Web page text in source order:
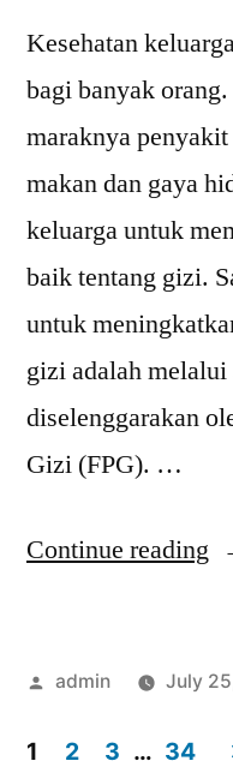
Kesehatan
bagi banyak
maraknya
makan dan gaya
keluarga untuk
baik tentang gizi.
untuk
gizi adalah
diselenggarakan
Gizi (FPG). …
Continue reading
Posted
admin July
1 2 3 … 34